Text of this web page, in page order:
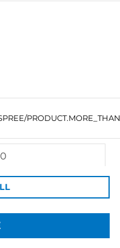
PRODUCT.MORE_THAN
Бунедкор / 44